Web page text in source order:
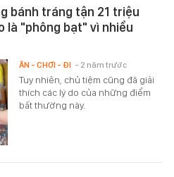
bánh tráng tận 21 triệu
là "phông bạt" vì nhiều
Tuy nhiên, chủ tiệm cũng đã giải
thích các lý do của những điểm
bất thường này.
ĂN - CHƠI - ĐI - 2 năm trước